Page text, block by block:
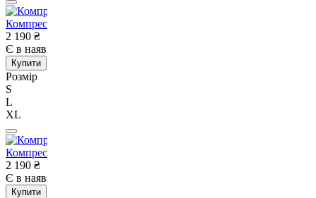
Компресійні шорти для RDX MMA T16 Green-S
2 190 ₴
Є в наявності
Купити
Розмір
S
L
XL
Компресійні шорти для RDX MMA T16 Red-S
2 190 ₴
Є в наявності
Купити